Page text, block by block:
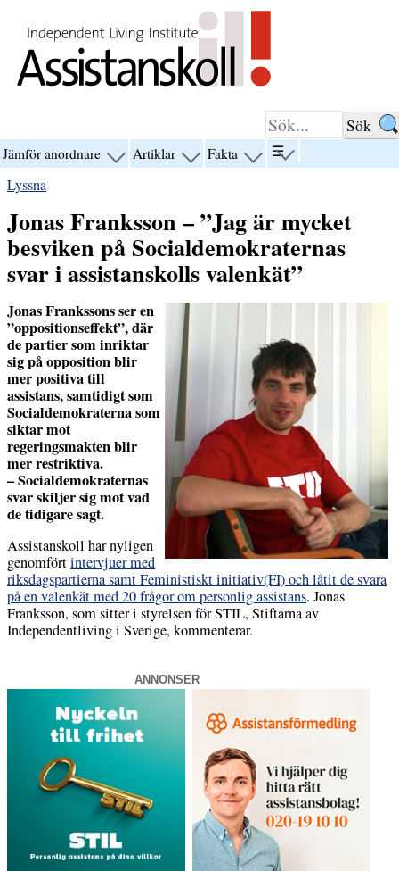
Jämför anordnare visa
anordnare”
Artiklar visa Fakta visa
☰visa
menyn
Lyssna
Jonas Franksson – ”Jag är mycket
besviken på Socialdemokraternas
svar i assistanskolls valenkät”
Jonas Frankssons ser en
”oppositionseffekt”, där
de partier som inriktar
sig på opposition blir
mer positiva till
assistans, samtidigt som
Socialdemokraterna som
siktar mot
regeringsmakten blir
mer restriktiva.
– Socialdemokraternas
svar skiljer sig mot vad
de tidigare sagt.
Assistanskoll har nyligen
genomförtintervjuer med
riksdagspartierna samt Feministiskt initiativ(FI) och låtit de svara
på en valenkät med 20 frågor om personlig assistans. Jonas
Franksson, som sitter i styrelsen för STIL, Stiftarna av
Independentliving i Sverige, kommenterar.
ANNONSER